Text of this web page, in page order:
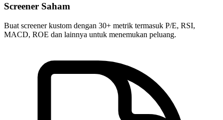
Screener Saham
Buat screener kustom dengan 30+ metrik termasuk P/E, RSI,
MACD, ROE dan lainnya untuk menemukan peluang.